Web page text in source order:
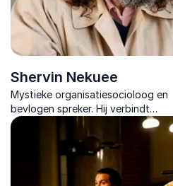
Shervin Nekuee
Mystieke organisatiesocioloog en
bevlogen spreker. Hij verbindt
diversiteit, inclusie en mystiek tot
krachtige visie op
organisatieontwikkeling.